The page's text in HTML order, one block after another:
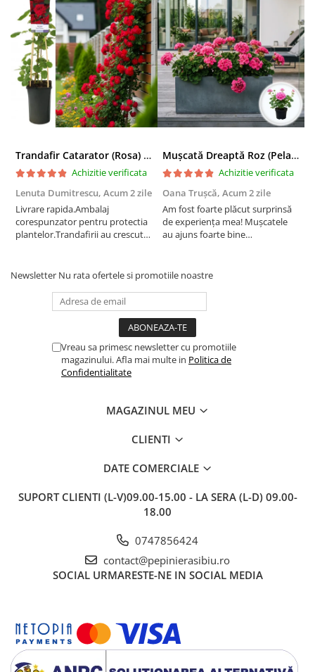
Trandafir Catarator (Rosa) Red Climber - 75cm
Achizitie verificata
Lenuta Dumitrescu, Acum 2 zile
Livrare rapida.Ambalaj
corespunzator pentru protectia
plantelor.Trandafirii au crescut
Mușcată Dreaptă Roz (Pelargonium Zonale)
Achizitie verificata
Oana Trușcă, Acum 2 zile
Am fost foarte plăcut surprinsă
de experiența mea! Mușcatele
au ajuns foarte bine
transportului. Se vede că au fost
Newsletter Nu rata ofertele si promotiile noastre
Vreau sa primesc newsletter cu promotiile
magazinului. Afla mai multe in Politica de
Confidentialitate
MAGAZINUL MEU
CLIENTI
DATE COMERCIALE
SUPORT CLIENTI (L-V)09.00-15.00 - LA SERA (L-D) 09.00-
18.00
0747856424
contact@pepinierasibiu.ro
SOCIAL URMARESTE-NE IN SOCIAL MEDIA